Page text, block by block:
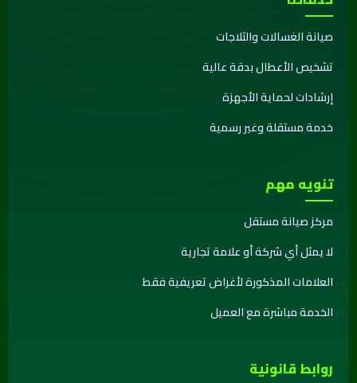
صيانة الغسالات والثلاجات
تشخيص الأعطال بدقة عالية
إرشادات لحماية الأجهزة
خدمة مستقلة وغير رسمية
تنويه مهم
مركز صيانة مستقل
لا يمثل أي شركة أو علامة تجارية
العلامات المذكورة لأغراض تعريفية فقط
الخدمة مباشرة مع العميل
روابط قانونية